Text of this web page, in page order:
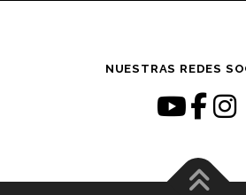
NUESTRAS REDES